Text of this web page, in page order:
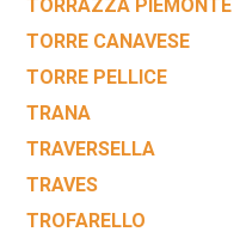
TORRAZZA PIEMONTE
TORRE CANAVESE
TORRE PELLICE
TRANA
TRAVERSELLA
TRAVES
TROFARELLO